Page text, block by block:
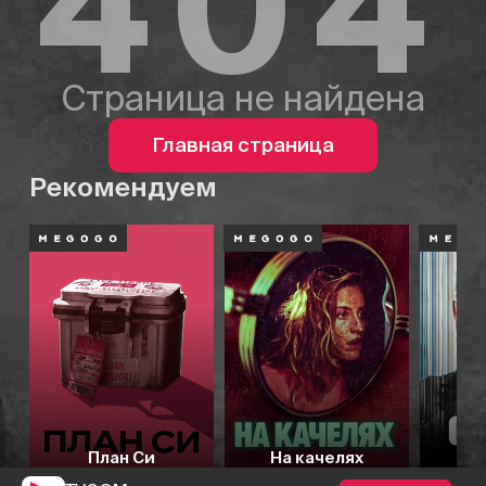
Страница не найдена
Главная страница
Рекомендуем
План Си На качелях